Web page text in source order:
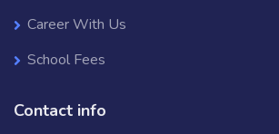
Career With Us
School Fees
Contact info